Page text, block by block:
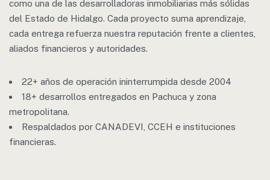
como una de las desarrolladoras inmobiliarias más sólidas
del Estado de Hidalgo. Cada proyecto suma aprendizaje,
cada entrega refuerza nuestra reputación frente a clientes,
aliados financieros y autoridades.
22+ años de operación ininterrumpida desde 2004
18+ desarrollos entregados en Pachuca y zona
metropolitana.
Respaldados por CANADEVI, CCEH e instituciones
financieras.